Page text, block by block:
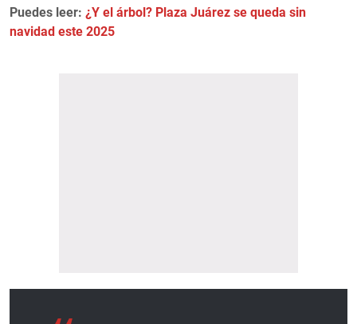
Puedes leer: ¿Y el árbol? Plaza Juárez se queda sin
navidad este 2025